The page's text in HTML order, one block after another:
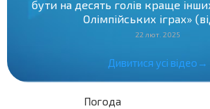
бути на десять голів краще
Олімпійських іграх»
22 лют. 2025
Дивитися усі відео→
Погода